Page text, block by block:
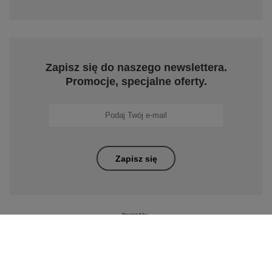
Zapisz się do naszego newslettera.
Promocje, specjalne oferty.
Zapisz się